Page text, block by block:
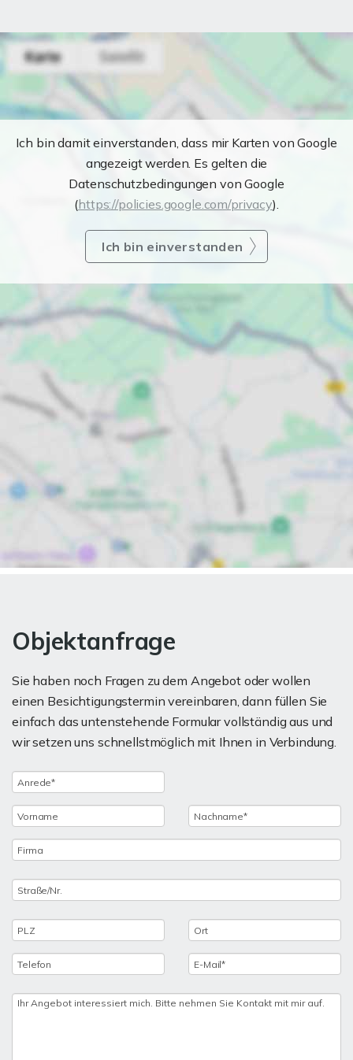
Ich bin damit einverstanden, dass mir Karten von Google
angezeigt werden. Es gelten die
Datenschutzbedingungen von Google
(https://policies.google.com/privacy).
Ich bin einverstanden
Objektanfrage
Sie haben noch Fragen zu dem Angebot oder wollen
einen Besichtigungstermin vereinbaren, dann füllen Sie
einfach das untenstehende Formular vollständig aus und
wir setzen uns schnellstmöglich mit Ihnen in Verbindung.